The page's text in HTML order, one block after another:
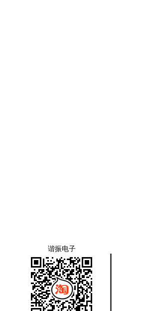
谐振电子